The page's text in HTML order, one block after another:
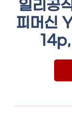
일리공
피머신
14p,